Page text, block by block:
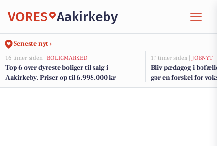
VORES Aakirkeby
Seneste nyt ›
16 timer siden | BOLIGMARKED
Top 6 over dyreste boliger til salg i
Aakirkeby. Priser op til 6.998.000 kr
17 timer siden | JOBNYT
Bliv pædagog i
gør en forskel for
udviklingshandicap i